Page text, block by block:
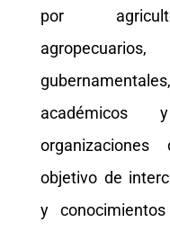
por
objetivo de
y